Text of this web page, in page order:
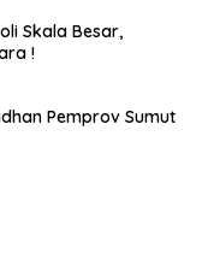
Skala Besar,
!
Pemprov Sumut